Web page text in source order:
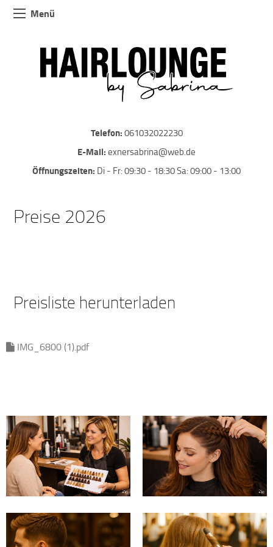
Menü
Telefon:061032022230
E-Mail:exnersabrina@web.de
Öffnungszeiten: Di - Fr: 09:30 - 18:30 Sa: 09:00 - 13:00
Preise 2026
Preisliste herunterladen
IMG_6800 (1).pdf